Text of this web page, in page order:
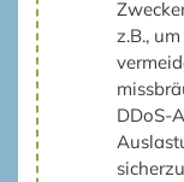
z.B.,
DDoS-